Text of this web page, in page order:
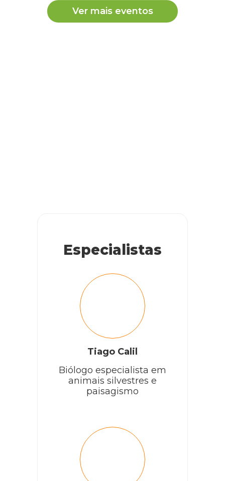
Ver mais eventos
Especialistas
Tiago Calil
Biólogo especialista em
animais silvestres e
paisagismo